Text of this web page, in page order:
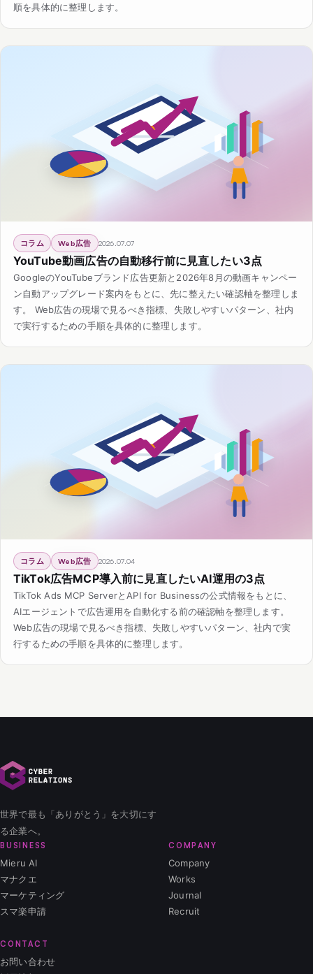
順を具体的に整理します。
コラム Web広告 2026.07.07
YouTube動画広告の自動移行前に見直したい3点
GoogleのYouTubeブランド広告更新と2026年8月の動画キャンペー
ン自動アップグレード案内をもとに、先に整えたい確認軸を整理しま
す。 Web広告の現場で見るべき指標、失敗しやすいパターン、社内
で実行するための手順を具体的に整理します。
コラム Web広告 2026.07.04
TikTok広告MCP導入前に見直したいAI運用の3点
TikTok Ads MCP ServerとAPI for Businessの公式情報をもとに、
AIエージェントで広告運用を自動化する前の確認軸を整理します。
Web広告の現場で見るべき指標、失敗しやすいパターン、社内で実
行するための手順を具体的に整理します。
世界で最も「ありがとう」を大切にす
る企業へ。
BUSINESS
Mieru AI
マナクエ
マーケティング
スマ楽申請
COMPANY
Company
Works
Journal
Recruit
CONTACT
お問い合わせ